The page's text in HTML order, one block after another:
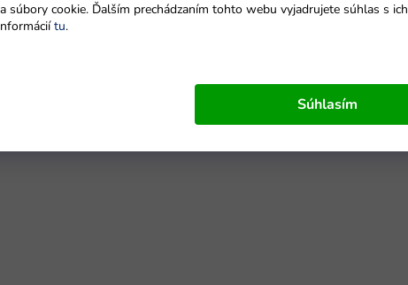
súbory cookie. Ďalším prechádzaním tohto webu vyjadrujete súhlas s ich
tu.
Súhlasím